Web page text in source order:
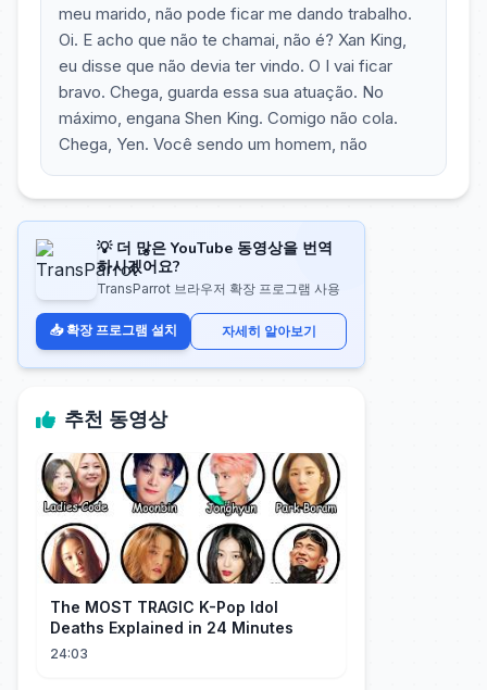
meu marido, não pode ficar me dando trabalho.
Oi. E acho que não te chamai, não é? Xan King,
eu disse que não devia ter vindo. O I vai ficar
bravo. Chega, guarda essa sua atuação. No
máximo, engana Shen King. Comigo não cola.
Chega, Yen. Você sendo um homem, não
💡 더 많은 YouTube 동영상을 번역
하시겠어요?
TransParrot 브라우저 확장 프로그램 사용
📥 확장 프로그램 설치 자세히 알아보기
추천 동영상
The MOST TRAGIC K-Pop Idol
Deaths Explained in 24 Minutes
24:03